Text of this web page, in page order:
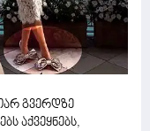
გვერდზე
აქვეყნებს,